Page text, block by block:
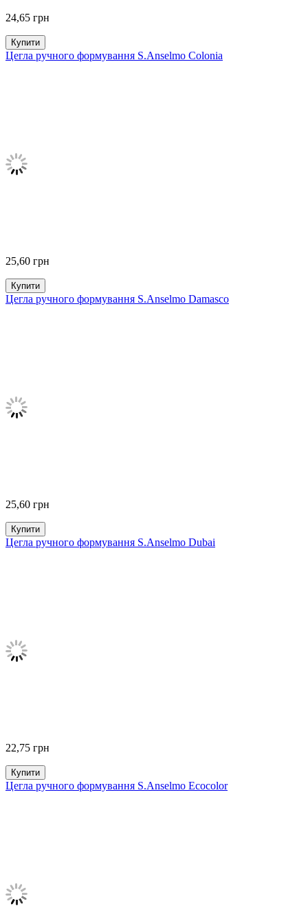
24,65 грн
Купити
Цегла ручного формування S.Anselmo Colonia
25,60 грн
Купити
Цегла ручного формування S.Anselmo Damasco
25,60 грн
Купити
Цегла ручного формування S.Anselmo Dubai
22,75 грн
Купити
Цегла ручного формування S.Anselmo Ecocolor